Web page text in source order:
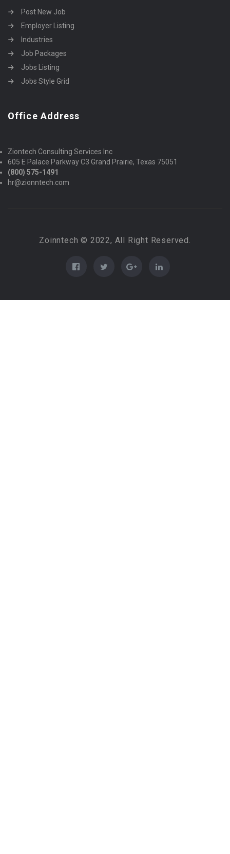
Post New Job
Employer Listing
Industries
Job Packages
Jobs Listing
Jobs Style Grid
Office Address
Ziontech Consulting Services Inc
605 E Palace Parkway C3 Grand Prairie, Texas 75051
(800) 575-1491
hr@zionntech.com
Zoinntech © 2022, All Right Reserved.